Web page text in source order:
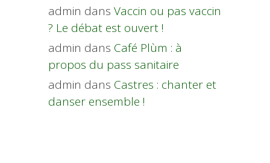
admin dans Vaccin ou pas vaccin
? Le débat est ouvert !
admin dans Café Plùm : à
propos du pass sanitaire
admin dans Castres : chanter et
danser ensemble !